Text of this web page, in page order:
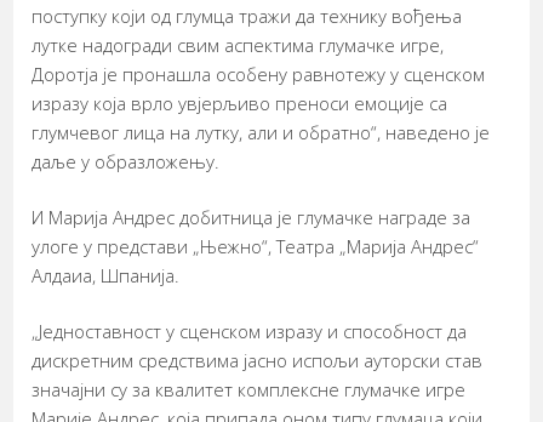
поступку који од глумца тражи да технику вођења
лутке надогради свим аспектима глумачке игре,
Доротја је пронашла особену равнотежу у сценском
изразу која врло увјерљиво преноси емоције са
глумчевог лица на лутку, али и обратно“, наведено је
даље у образложењу.
И Марија Андрес добитница је глумачке награде за
улоге у представи „Њежно“, Театра „Марија Андрес“
Алдаиа, Шпанија.
„Једноставност у сценском изразу и способност да
дискретним средствима јасно испољи ауторски став
значајни су за квалитет комплексне глумачке игре